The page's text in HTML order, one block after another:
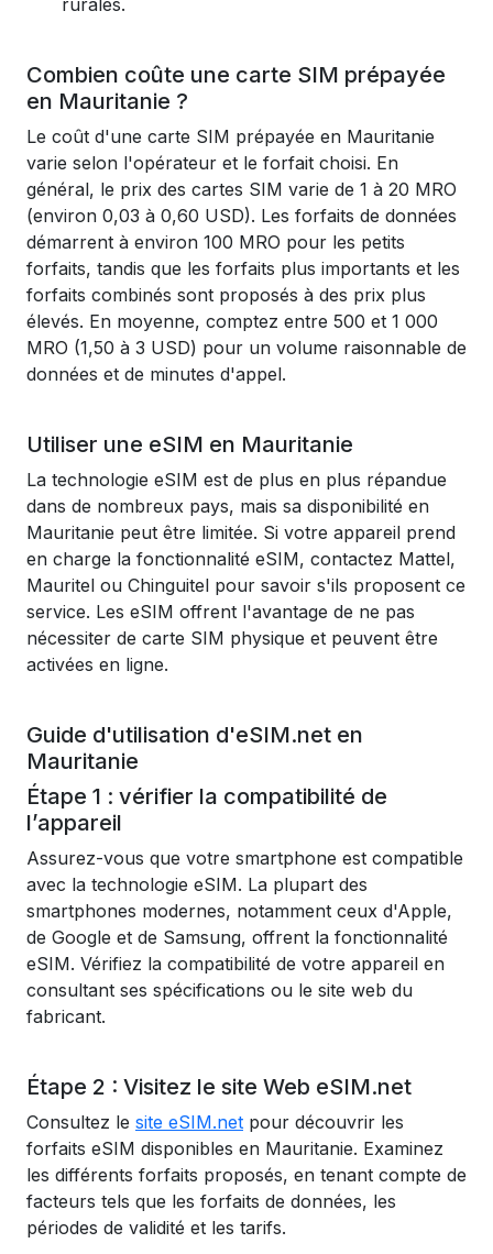
rurales.
Combien coûte une carte SIM prépayée
en Mauritanie ?
Le coût d'une carte SIM prépayée en Mauritanie
varie selon l'opérateur et le forfait choisi. En
général, le prix des cartes SIM varie de 1 à 20 MRO
(environ 0,03 à 0,60 USD). Les forfaits de données
démarrent à environ 100 MRO pour les petits
forfaits, tandis que les forfaits plus importants et les
forfaits combinés sont proposés à des prix plus
élevés. En moyenne, comptez entre 500 et 1 000
MRO (1,50 à 3 USD) pour un volume raisonnable de
données et de minutes d'appel.
Utiliser une eSIM en Mauritanie
La technologie eSIM est de plus en plus répandue
dans de nombreux pays, mais sa disponibilité en
Mauritanie peut être limitée. Si votre appareil prend
en charge la fonctionnalité eSIM, contactez Mattel,
Mauritel ou Chinguitel pour savoir s'ils proposent ce
service. Les eSIM offrent l'avantage de ne pas
nécessiter de carte SIM physique et peuvent être
activées en ligne.
Guide d'utilisation d'eSIM.net en
Mauritanie
Étape 1 : vérifier la compatibilité de
l’appareil
Assurez-vous que votre smartphone est compatible
avec la technologie eSIM. La plupart des
smartphones modernes, notamment ceux d'Apple,
de Google et de Samsung, offrent la fonctionnalité
eSIM. Vérifiez la compatibilité de votre appareil en
consultant ses spécifications ou le site web du
fabricant.
Étape 2 : Visitez le site Web eSIM.net
Consultez le site eSIM.net pour découvrir les
forfaits eSIM disponibles en Mauritanie. Examinez
les différents forfaits proposés, en tenant compte de
facteurs tels que les forfaits de données, les
périodes de validité et les tarifs.